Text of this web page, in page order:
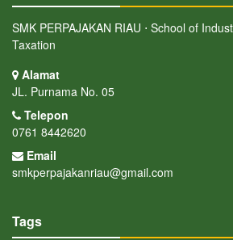
SMK PERPAJAKAN RIAU ⋅ School of
Taxation
Alamat
JL. Purnama No. 05
Telepon
0761 8442620
Email
smkperpajakanriau@gmail.com
Tags